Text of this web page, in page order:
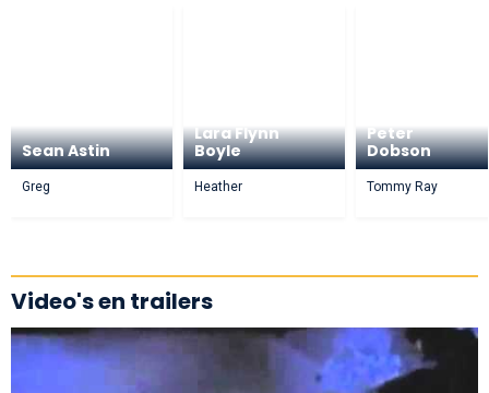
Sean Astin
Greg
Lara Flynn
Boyle
Heather
Peter
Dobson
Tommy Ray
Video's en trailers